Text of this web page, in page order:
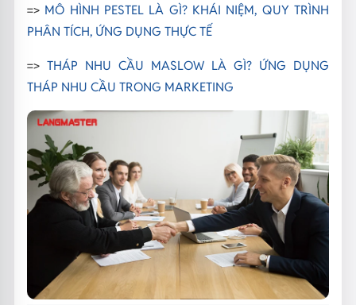
=> MÔ HÌNH PESTEL LÀ GÌ? KHÁI NIỆM, QUY TRÌNH
PHÂN TÍCH, ỨNG DỤNG THỰC TẾ
=> THÁP NHU CẦU MASLOW LÀ GÌ? ỨNG DỤNG
THÁP NHU CẦU TRONG MARKETING